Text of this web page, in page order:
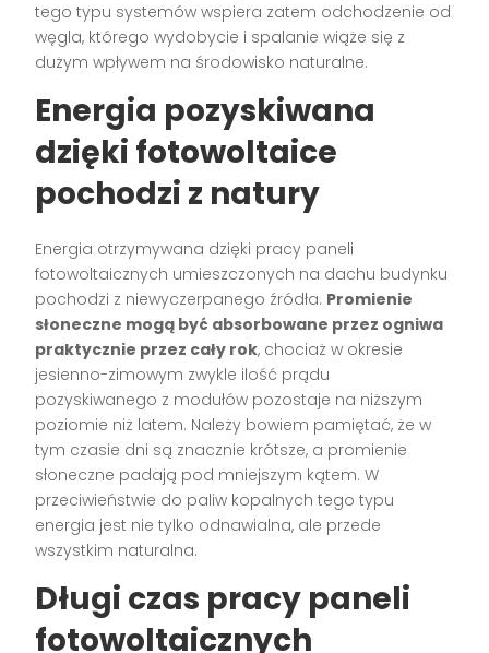
tego typu systemów wspiera zatem odchodzenie od
węgla, którego wydobycie i spalanie wiąże się z
dużym wpływem na środowisko naturalne.
Energia pozyskiwana
dzięki fotowoltaice
pochodzi z natury
Energia otrzymywana dzięki pracy paneli
fotowoltaicznych umieszczonych na dachu budynku
pochodzi z niewyczerpanego źródła. Promienie
słoneczne mogą być absorbowane przez ogniwa
praktycznie przez cały rok, chociaż w okresie
jesienno-zimowym zwykle ilość prądu
pozyskiwanego z modułów pozostaje na niższym
poziomie niż latem. Należy bowiem pamiętać, że w
tym czasie dni są znacznie krótsze, a promienie
słoneczne padają pod mniejszym kątem. W
przeciwieństwie do paliw kopalnych tego typu
energia jest nie tylko odnawialna, ale przede
wszystkim naturalna.
Długi czas pracy paneli
fotowoltaicznych